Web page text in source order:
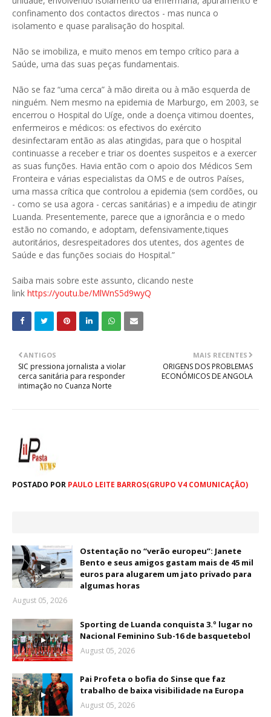
confinamento dos contactos directos - mas nunca o
isolamento e quase paralisação do hospital.
Não se imobiliza, e muito menos em tempo crítico para a
Saúde, uma das suas peças fundamentais.
Não se faz “uma cerca” à mão direita ou à mão esquerda de
ninguém. Nem mesmo na epidemia de Marburgo, em 2003, se
encerrou o Hospital do Uíge, onde a doença vitimou doentes,
enfermeiros e médicos: os efectivos do exército
desinfectaram então as alas atingidas, para que o hospital
continuasse a receber e triar os doentes suspeitos e a exercer
as suas funções. Havia então com o apoio dos Médicos Sem
Fronteira e várias especialistas da OMS e de outros Países,
uma massa crítica que controlou a epidemia (sem cordões, ou
- como se usa agora - cercas sanitárias) e a impediu de atingir
Luanda. Presentemente, parece que a ignorância e o medo
estão no comando, e adoptam, defensivamente,tiques
autoritários, desrespeitadores dos utentes, dos agentes de
Saúde e das funções sociais do Hospital.”
Saiba mais sobre este assunto, clicando neste
link https://youtu.be/MlWnS5d9wyQ
MAIS RECENTES
ORIGENS DOS PROBLEMAS
ECONÓMICOS DE ANGOLA
ANTIGOS
SIC pressiona jornalista a violar
cerca sanitária para responder
intimação no Cuanza Norte
POSTADO POR PAULO LEITE BARROS(GRUPO V4 COMUNICAÇÃO)
Ostentação no “verão europeu”: Janete
Bento e seus amigos gastam mais de 45 mil
euros para alugarem um jato privado para
algumas horas
August 05, 2026
Sporting de Luanda conquista 3.º lugar no
Nacional Feminino Sub-16 de basquetebol
August 05, 2026
Pai Profeta o bofia do Sinse que faz
trabalho de baixa visibilidade na Europa
August 05, 2026